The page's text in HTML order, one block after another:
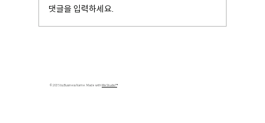
댓글을 입력하세요.
© 2035 by Business Name. Made withWix Studio™